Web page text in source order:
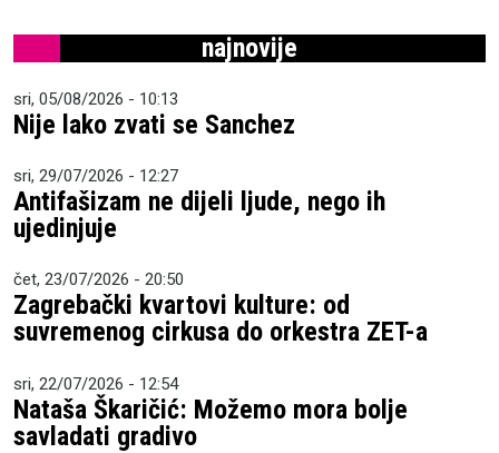
najnovije
sri, 05/08/2026 - 10:13
Nije lako zvati se Sanchez
sri, 29/07/2026 - 12:27
Antifašizam ne dijeli ljude, nego ih
ujedinjuje
čet, 23/07/2026 - 20:50
Zagrebački kvartovi kulture: od
suvremenog cirkusa do orkestra ZET-a
sri, 22/07/2026 - 12:54
Nataša Škaričić: Možemo mora bolje
savladati gradivo